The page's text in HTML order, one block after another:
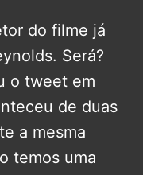
do filme já
Será?
o tweet em
de duas
a mesma
temos uma